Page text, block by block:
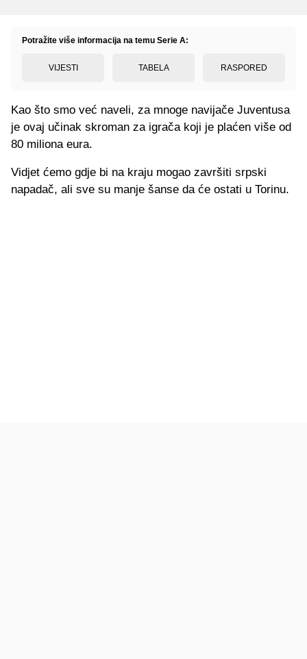
Potražite više informacija na temu Serie A:
VIJESTI TABELA RASPORED
Kao što smo već naveli, za mnoge navijače Juventusa
je ovaj učinak skroman za igrača koji je plaćen više od
80 miliona eura.
Vidjet ćemo gdje bi na kraju mogao završiti srpski
napadač, ali sve su manje šanse da će ostati u Torinu.